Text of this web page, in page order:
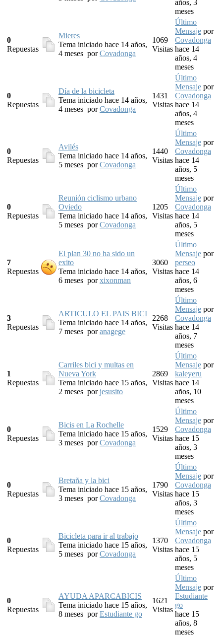
años, 3
meses
0
Repuestas
Mieres
Tema iniciado hace 14 años,
4 meses porCovadonga
1069
Visitas
Último
Mensaje por
Covadonga
hace 14
años, 4
meses
0
Repuestas
Día de la bicicleta
Tema iniciado hace 14 años,
4 meses porCovadonga
1431
Visitas
Último
Mensaje por
Covadonga
hace 14
años, 4
meses
0
Repuestas
Avilés
Tema iniciado hace 14 años,
5 meses porCovadonga
1440
Visitas
Último
Mensaje por
Covadonga
hace 14
años, 5
meses
0
Repuestas
Reunión ciclismo urbano
Oviedo
Tema iniciado hace 14 años,
5 meses porCovadonga
1205
Visitas
Último
Mensaje por
Covadonga
hace 14
años, 5
meses
7
Repuestas
El plan 30 no ha sido un
exito
Tema iniciado hace 14 años,
6 meses porxixonman
3060
Visitas
Último
Mensaje por
perseo
hace 14
años, 6
meses
3
Repuestas
ARTICULO EL PAIS BICI
Tema iniciado hace 14 años,
7 meses poranagege
2268
Visitas
Último
Mensaje por
Covadonga
hace 14
años, 7
meses
1
Repuestas
Carriles bici y multas en
Nueva York
Tema iniciado hace 15 años,
2 meses porjesusito
2869
Visitas
Último
Mensaje por
kaleyeru
hace 14
años, 10
meses
0
Repuestas
Bicis en La Rochelle
Tema iniciado hace 15 años,
3 meses porCovadonga
1529
Visitas
Último
Mensaje por
Covadonga
hace 15
años, 3
meses
0
Repuestas
Bretaña y la bici
Tema iniciado hace 15 años,
3 meses porCovadonga
1790
Visitas
Último
Mensaje por
Covadonga
hace 15
años, 3
meses
0
Repuestas
Bicicleta para ir al trabajo
Tema iniciado hace 15 años,
5 meses porCovadonga
1370
Visitas
Último
Mensaje por
Covadonga
hace 15
años, 5
meses
0
Repuestas
AYUDA APARCABICIS
Tema iniciado hace 15 años,
8 meses porEstudiante go
1621
Visitas
Último
Mensaje por
Estudiante
go
hace 15
años, 8
meses